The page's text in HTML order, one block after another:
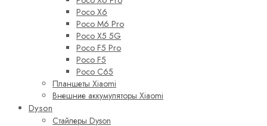
Poco X6
Poco M6 Pro
Poco X5 5G
Poco F5 Pro
Poco F5
Poco C65
Планшеты Xiaomi
Внешние аккумуляторы Xiaomi
Dyson
Стайлеры Dyson